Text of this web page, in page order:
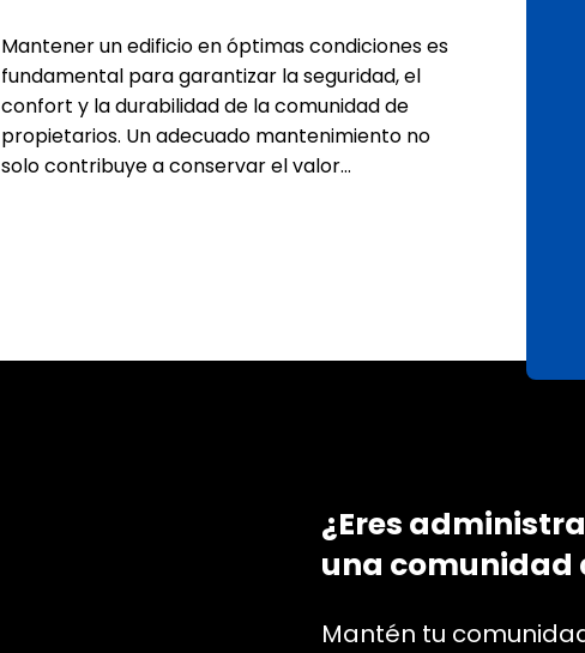
Mantener un edificio en óptimas condiciones es
fundamental para garantizar la seguridad, el
confort y la durabilidad de la comunidad de
propietarios. Un adecuado mantenimiento no
solo contribuye a conservar el valor…
¿Eres
una comunidad
Mantén tu